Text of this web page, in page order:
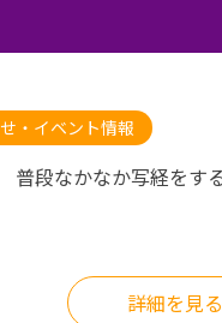
・イベント情報
普段なかなか写経をす
詳細を見る